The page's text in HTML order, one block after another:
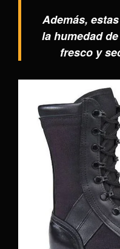
Además,
la humedad
fresco y